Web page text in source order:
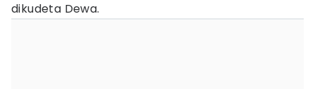
dikudeta Dewa.